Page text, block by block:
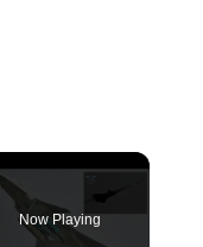
Now Playing